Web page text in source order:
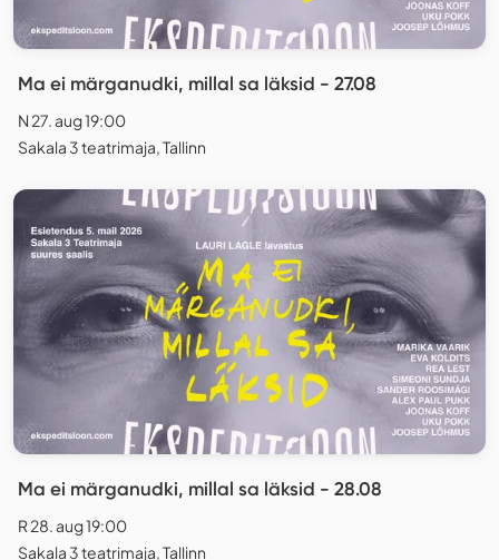
Ma ei märganudki, millal sa läksid - 27.08
N 27. aug 19:00
Sakala 3 teatrimaja, Tallinn
Ma ei märganudki, millal sa läksid - 28.08
R 28. aug 19:00
Sakala 3 teatrimaja, Tallinn